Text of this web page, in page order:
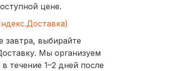
цене.
завтра, выбирайте
Мы организуем
течение 1–2 дней после